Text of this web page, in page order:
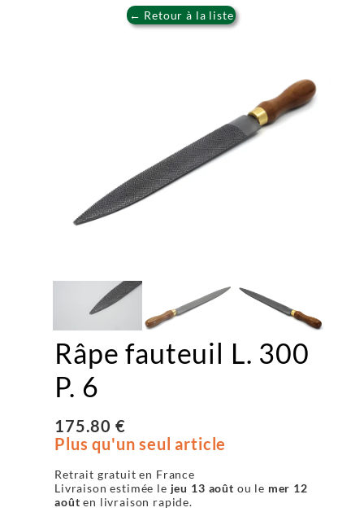
← Retour à la liste
Râpe fauteuil L. 300
P. 6
175.80 €
Plus qu'un seul article
Retrait gratuit en France
Livraison estimée le jeu 13 août ou le mer 12
août en livraison rapide.